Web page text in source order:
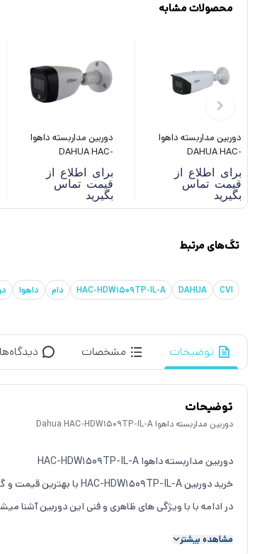
محصولات مشابه
دوربین مداربسته داهوا
DAHUA HAC-
HFW1239MHP-A-
LED
برای اطلاع از
قیمت تماس
بگیرید
دوربین مداربسته داهوا
DAHUA HAC-
HFW1209CMP-LED
برای اطلاع از
قیمت تماس
بگیرید
تگ‌های مرتبط
CVI
DAHUA
HAC-HDW1509TP-IL-A دام داهوا
توضیحات مشخصات دیدگاه‌ها
توضیحات
دوربین مداربسته داهوا Dahua HAC-HDW1509TP-IL-A
دوربین مداربسته داهوا HAC-HDW1509TP-IL-A
خرید دوربین HAC-HDW1509TP-IL-A با بهترین قیمت و گارانتی اصلی.
در ادامه با با ویژگی های ظاهری و فنی این دوربین آشنا
مشاهده بیشتر